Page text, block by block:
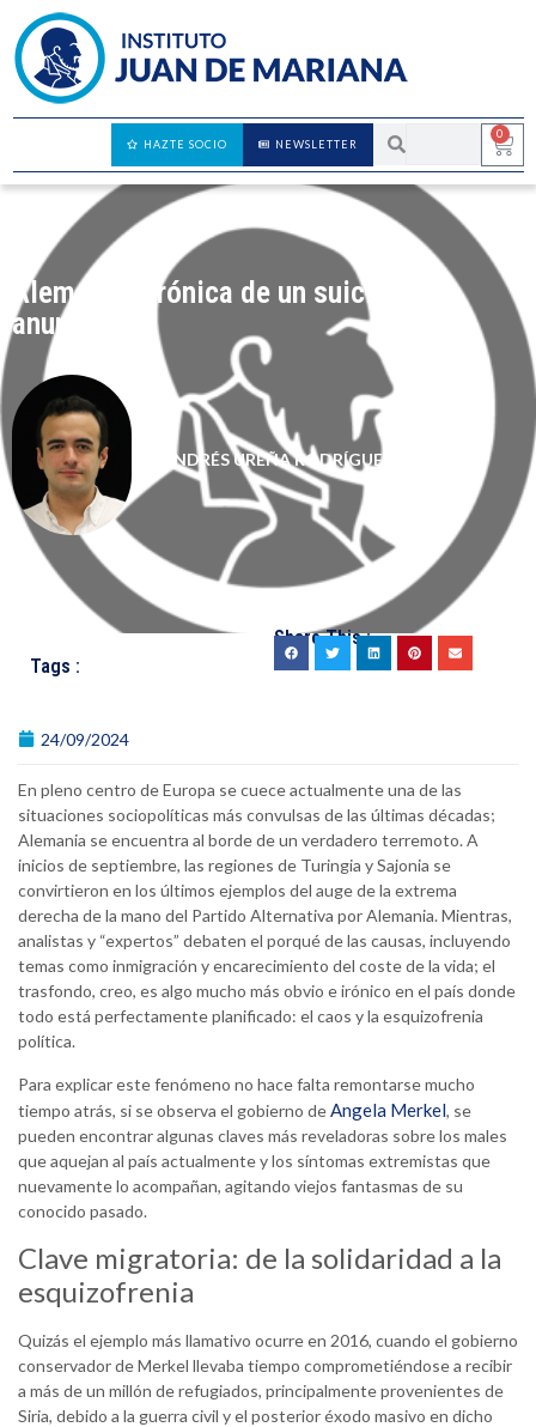
0
NEWSLETTER
HAZTE SOCIO
Alemania: crónica de un suicidio
anunciado
ANDRÉS UREÑA RODRÍGUEZ
Tags :
Share This :
24/09/2024
En pleno centro de Europa se cuece actualmente una de las
situaciones sociopolíticas más convulsas de las últimas décadas;
Alemania se encuentra al borde de un verdadero terremoto. A
inicios de septiembre, las regiones de Turingia y Sajonia se
convirtieron en los últimos ejemplos del auge de la extrema
derecha de la mano del Partido Alternativa por Alemania. Mientras,
analistas y “expertos” debaten el porqué de las causas, incluyendo
temas como inmigración y encarecimiento del coste de la vida; el
trasfondo, creo, es algo mucho más obvio e irónico en el país donde
todo está perfectamente planificado: el caos y la esquizofrenia
política.
Para explicar este fenómeno no hace falta remontarse mucho
tiempo atrás, si se observa el gobierno deAngela Merkel, se
pueden encontrar algunas claves más reveladoras sobre los males
que aquejan al país actualmente y los síntomas extremistas que
nuevamente lo acompañan, agitando viejos fantasmas de su
conocido pasado.
Clave migratoria: de la solidaridad a la
esquizofrenia
Quizás el ejemplo más llamativo ocurre en 2016, cuando el gobierno
conservador de Merkel llevaba tiempo comprometiéndose a recibir
a más de un millón de refugiados, principalmente provenientes de
Siria, debido a la guerra civil y el posterior éxodo masivo en dicho